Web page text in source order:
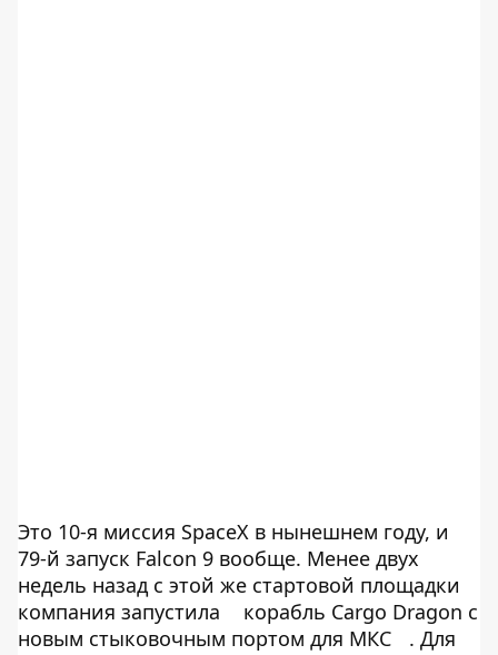
Это 10-я миссия SpaceX в нынешнем году, и
79-й запуск Falcon 9 вообще. Менее двух
недель назад с этой же стартовой площадки
компания запустила
корабль Cargo Dragon с
новым стыковочным портом для МКС
. Для